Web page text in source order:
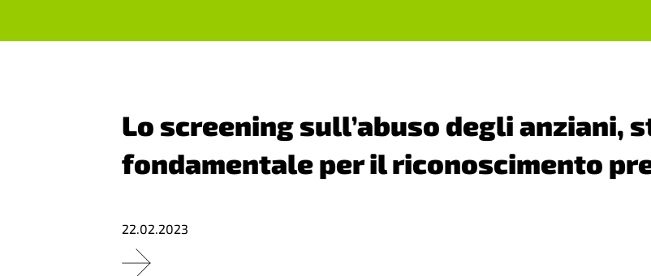
Lo screening sull’abuso degli anziani,
fondamentale per il riconoscimento
22.02.2023